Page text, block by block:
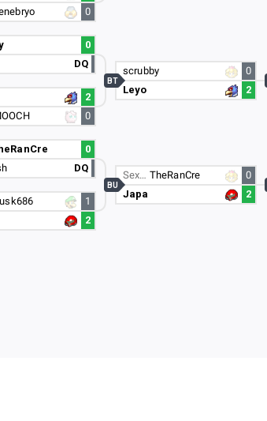
0
0
DQ
2
0
0
DQ
1
2
scrubby
0
Leyo
2
BT
Sex… TheRanCre
0
Japa
2
BU